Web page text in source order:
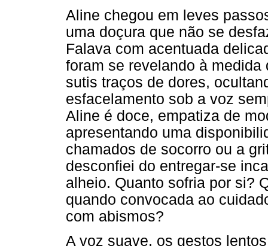
Aline chegou em leves
uma doçura que não se
Falava com acentuada
foram se revelando à
sutis traços de dores,
esfacelamento sob a voz
Aline é doce, empatiza de
apresentando uma
chamados de socorro ou a
desconfiei do entregar-se
alheio. Quanto sofria por si?
quando convocada ao
com abismos?
A voz suave, os gestos